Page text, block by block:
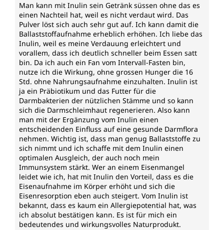
Man kann mit Inulin sein Getränk süssen ohne das es
einen Nachteil hat, weil es nicht verdaut wird. Das
Pulver löst sich auch sehr gut auf. Ich kann damit die
Ballaststoffaufnahme erheblich erhöhen. Ich liebe das
Inulin, weil es meine Verdauung erleichtert und
vorallem, dass ich deutlich schneller beim Essen satt
bin. Da ich auch ein Fan vom Intervall-Fasten bin,
nutze ich die Wirkung, ohne grossen Hunger die 16
Std. ohne Nahrungsaufnahme einzuhalten. Inulin ist
ja ein Präbiotikum und das Futter für die
Darmbakterien der nützlichen Stämme und so kann
sich die Darmschleimhaut regenerieren. Also kann
man mit der Ergänzung vom Inulin einen
entscheidenden Einfluss auf eine gesunde Darmflora
nehmen. Wichtig ist, dass man genug Ballaststoffe zu
sich nimmt und ich schaffe mit dem Inulin einen
optimalen Ausgleich, der auch noch mein
Immunsystem stärkt. Wer an einem Eisenmangel
leidet wie ich, hat mit Inulin den Vorteil, dass es die
Eisenaufnahme im Körper erhöht und sich die
Eisenresorption eben auch steigert. Vom Inulin ist
bekannt, dass es kaum ein Allergiepotential hat, was
ich absolut bestätigen kann. Es ist für mich ein
bedeutendes und wirkungsvolles Naturprodukt.